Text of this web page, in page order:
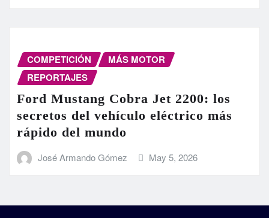
COMPETICIÓN
MÁS MOTOR
REPORTAJES
Ford Mustang Cobra Jet 2200: los
secretos del vehículo eléctrico más
rápido del mundo
José Armando Gómez May 5, 2026